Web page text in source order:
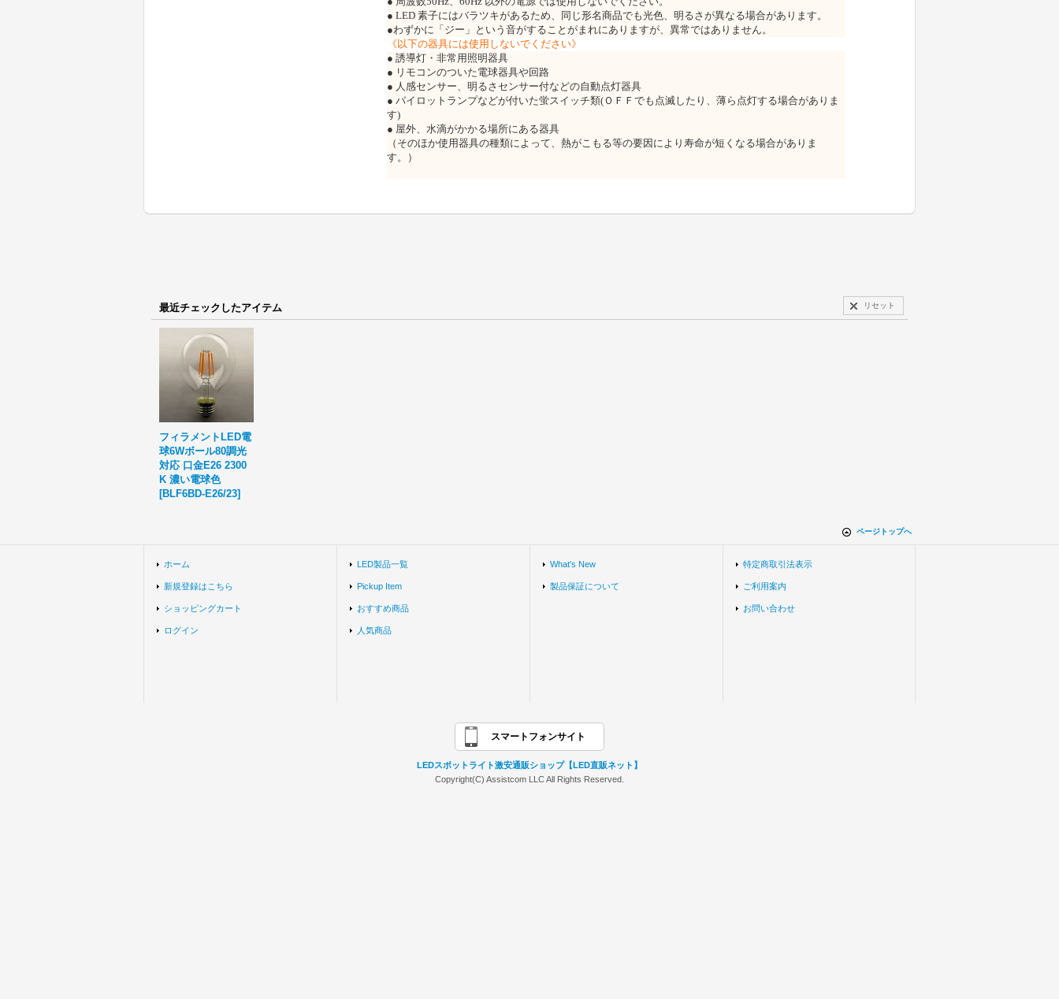
● LED 素子にはバラツキがあるため、同じ形名商品でも光色、明るさが異なる場合があります。
●わずかに「ジー」という音がすることがまれにありますが、異常ではありません。
《以下の器具には使用しないでください》
● 誘導灯・非常用照明器具
● リモコンのついた電球器具や回路
● 人感センサー、明るさセンサー付などの自動点灯器具
● パイロットランプなどが付いた蛍スイッチ類(ＯＦＦでも点滅したり、薄ら点灯する場合がありま
す)
● 屋外、水滴がかかる場所にある器具
（そのほか使用器具の種類によって、熱がこもる等の要因により寿命が短く なる場合がありま
す。）
最近チェックしたアイテム リセット
フィラメントLED電
球6Wボール80調光
対応 口金E26 2300
K 濃い電球色
[BLF6BD-E26/23]
ページトップへ
ホーム
新規登録はこちら
ショッピングカート
ログイン
LED製品一覧
Pickup Item
おすすめ商品
人気商品
What's New
製品保証について
特定商取引法表示
ご利用案内
お問い合わせ
スマートフォンサイト
LEDスポットライト激安通販ショップ【LED直販ネット】
Copyright(C) Assistcom LLC All Rights Reserved.